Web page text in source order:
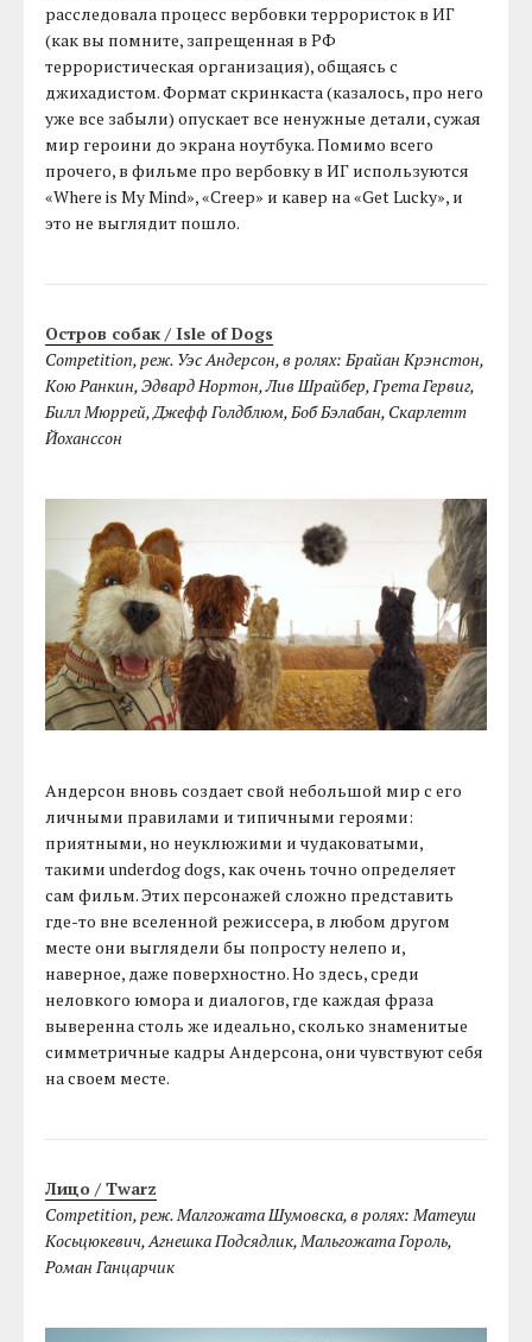
расследовала процесс вербовки террористок в ИГ
(как вы помните, запрещенная в РФ
террористическая организация), общаясь с
джихадистом. Формат скринкаста (казалось, про него
уже все забыли) опускает все ненужные детали, сужая
мир героини до экрана ноутбука. Помимо всего
прочего, в фильме про вербовку в ИГ используются
«Where is My Mind», «Creep» и кавер на «Get Lucky», и
это не выглядит пошло.
Остров собак / Isle of Dogs
Competition, реж. Уэс Андерсон, в ролях: Брайан Крэнстон,
Кою Ранкин, Эдвард Нортон, Лив Шрайбер, Грета Гервиг,
Билл Мюррей, Джефф Голдблюм, Боб Бэлабан, Скарлетт
Йоханссон
Андерсон вновь создает свой небольшой мир с его
личными правилами и типичными героями:
приятными, но неуклюжими и чудаковатыми,
такими underdog dogs, как очень точно определяет
сам фильм. Этих персонажей сложно представить
где-то вне вселенной режиссера, в любом другом
месте они выглядели бы попросту нелепо и,
наверное, даже поверхностно. Но здесь, среди
неловкого юмора и диалогов, где каждая фраза
выверенна столь же идеально, сколько знаменитые
симметричные кадры Андерсона, они чувствуют себя
на своем месте.
Лицо / Twarz
Competition, реж. Малгожата Шумовска, в ролях: Матеуш
Косьцюкевич, Агнешка Подсядлик, Мальгожата Гороль,
Роман Ганцарчик